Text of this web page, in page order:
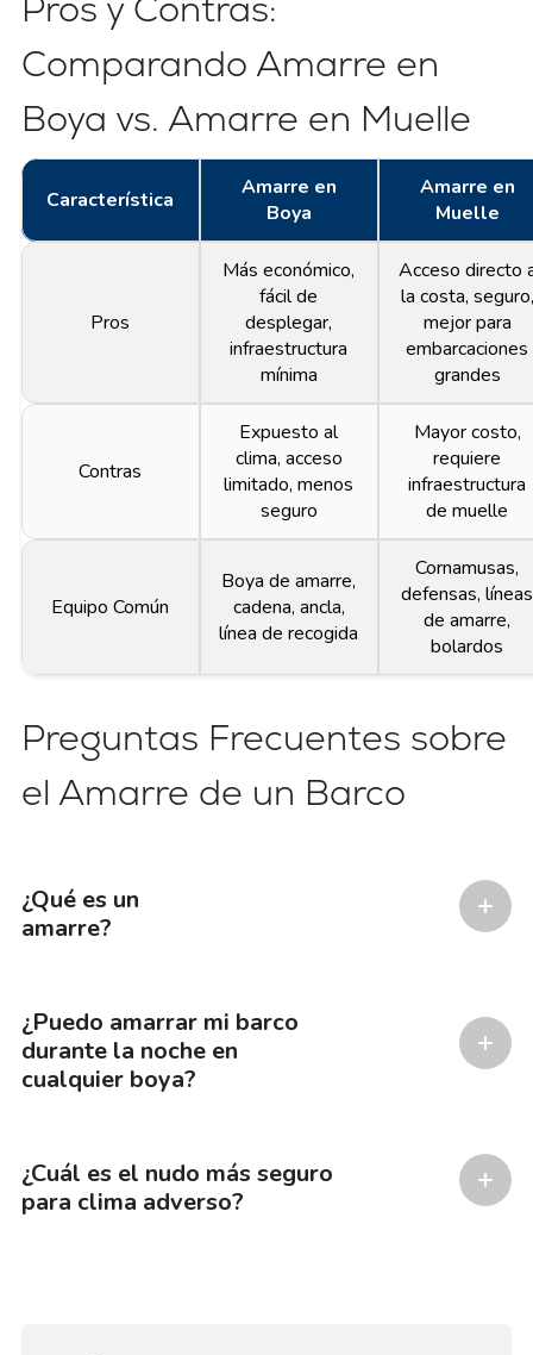
Pros y Contras:
Comparando Amarre en
Boya vs. Amarre en Muelle
Característica
Amarre en
Boya
Amarre en
Muelle
Pros
Más económico,
fácil de
desplegar,
infraestructura
mínima
Acceso directo
la costa, seguro,
mejor para
embarcaciones
grandes
Contras
Expuesto al
clima, acceso
limitado, menos
seguro
Mayor costo,
requiere
infraestructura
de muelle
Equipo Común
Boya de amarre,
cadena, ancla,
línea de recogida
Cornamusas,
defensas, líneas
de amarre,
bolardos
Preguntas Frecuentes sobre
el Amarre de un Barco
¿Qué es un
amarre?
¿Puedo amarrar mi barco
durante la noche en
cualquier boya?
¿Cuál es el nudo más seguro
para clima adverso?